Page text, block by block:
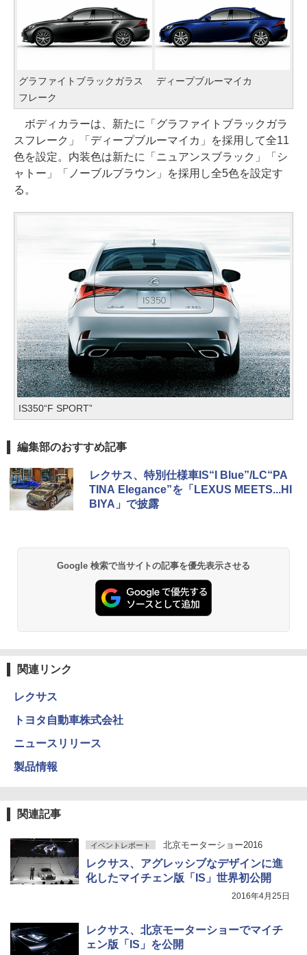
グラファイトブラックガラス
フレーク
ディープブルーマイカ
ボディカラーは、新たに「グラファイトブラックガラ
スフレーク」「ディープブルーマイカ」を採用して全11
色を設定。内装色は新たに「ニュアンスブラック」「シ
ャトー」「ノーブルブラウン」を採用し全5色を設定す
る。
IS350“F SPORT”
編集部のおすすめ記事
レクサス、特別仕様車IS“I Blue”/LC“PA
TINA Elegance”を「LEXUS MEETS...HI
BIYA」で披露
Google 検索で当サイトの記事を優先表示させる
関連リンク
レクサス
トヨタ自動車株式会社
ニュースリリース
製品情報
関連記事
イベントレポート 北京モーターショー2016
レクサス、アグレッシブなデザインに進
化したマイチェン版「IS」世界初公開
2016年4月25日
レクサス、北京モーターショーでマイチ
ェン版「IS」を公開